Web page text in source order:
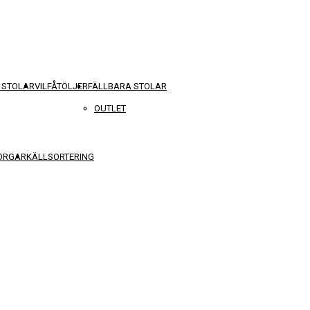
VILFÅTÖLJERFÄLLBARA STOLAR
KÄLLSORTERING
OUTLET